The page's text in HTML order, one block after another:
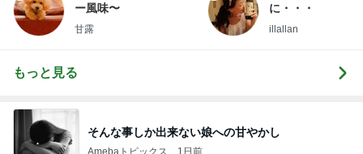
ー風味〜
甘露
に・・・
illallan
もっと見る
そんな事しか出来ない娘への甘やかし
Amebaトピックス 1日前